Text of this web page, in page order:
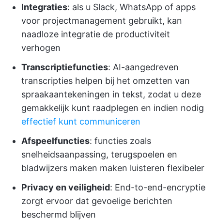
Integraties: als u Slack, WhatsApp of apps
voor projectmanagement gebruikt, kan
naadloze integratie de productiviteit
verhogen
Transcriptiefuncties: AI-aangedreven
transcripties helpen bij het omzetten van
spraakaantekeningen in tekst, zodat u deze
gemakkelijk kunt raadplegen en indien nodig
effectief kunt communiceren
Afspeelfuncties: functies zoals
snelheidsaanpassing, terugspoelen en
bladwijzers maken maken luisteren flexibeler
Privacy en veiligheid: End-to-end-encryptie
zorgt ervoor dat gevoelige berichten
beschermd blijven